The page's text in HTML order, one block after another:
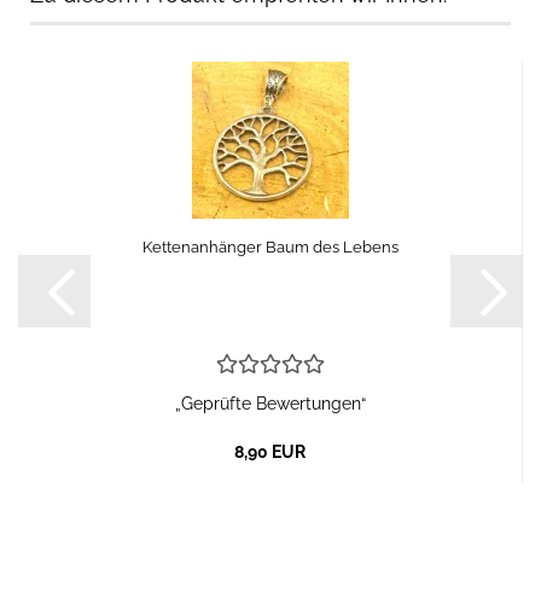
Kettenanhänger Baum des Lebens
„Geprüfte Bewertungen“
8,90 EUR